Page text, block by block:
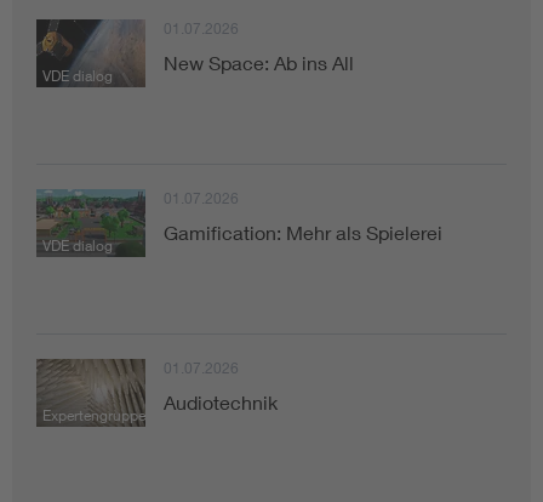
VDE dialog
01.07.2026
New Space: Ab ins All
VDE dialog
01.07.2026
Gamification: Mehr als Spielerei
Expertengruppe
01.07.2026
Audiotechnik